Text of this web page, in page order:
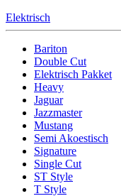
Elektrisch
Bariton
Double Cut
Elektrisch Pakket
Heavy
Jaguar
Jazzmaster
Mustang
Semi Akoestisch
Signature
Single Cut
ST Style
T Style